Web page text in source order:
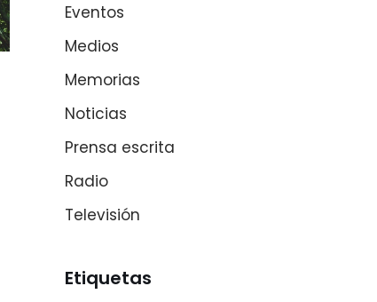
Eventos
Medios
Memorias
Noticias
Prensa escrita
Radio
Televisión
Etiquetas